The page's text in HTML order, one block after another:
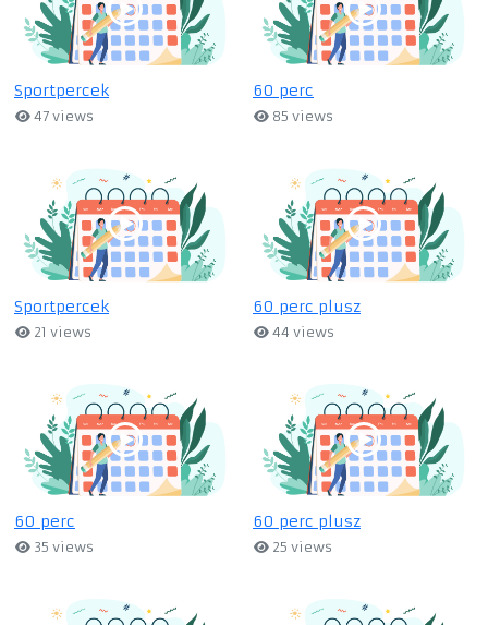
Sportpercek
47 views
60 perc
85 views
Sportpercek
21 views
60 perc plusz
44 views
60 perc
35 views
60 perc plusz
25 views